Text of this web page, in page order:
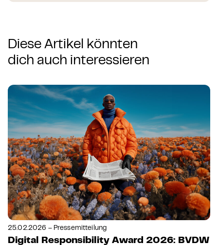
Diese Artikel könnten
dich auch interessieren
25.02.2026 – Pressemitteilung
Digital Responsibility Award 2026: BVDW